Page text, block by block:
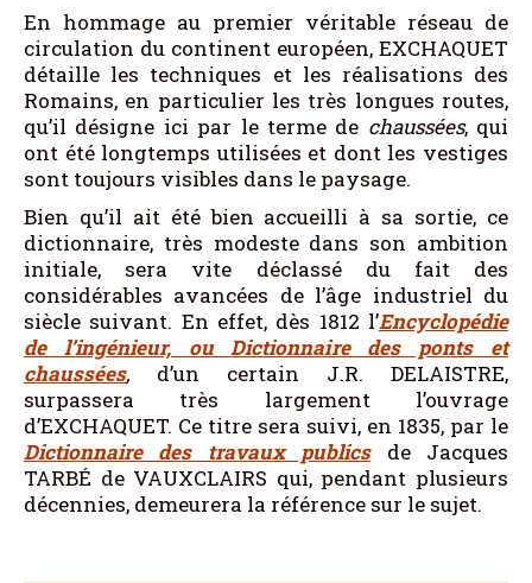
En hommage au premier véritable réseau de
circulation du continent européen, EXCHAQUET
détaille les techniques et les réalisations des
Romains, en particulier les très longues routes,
qu’il désigne ici par le terme de chaussées, qui
ont été longtemps utilisées et dont les vestiges
sont toujours visibles dans le paysage.
Bien qu’il ait été bien accueilli à sa sortie, ce
dictionnaire, très modeste dans son ambition
initiale, sera vite déclassé du fait des
considérables avancées de l’âge industriel du
siècle suivant. En effet, dès 1812 l’Encyclopédie
de l’ingénieur, ou Dictionnaire des ponts et
chaussées, d’un certain J.R. DELAISTRE,
surpassera très largement l’ouvrage
d’EXCHAQUET. Ce titre sera suivi, en 1835, par le
Dictionnaire des travaux publicsde Jacques
TARBÉ de VAUXCLAIRS qui, pendant plusieurs
décennies, demeurera la référence sur le sujet.